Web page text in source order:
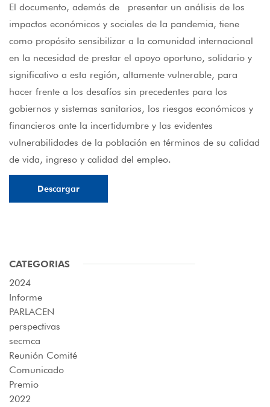
El documento, además de presentar un análisis de los
impactos económicos y sociales de la pandemia, tiene
como propósito sensibilizar a la comunidad internacional
en la necesidad de prestar el apoyo oportuno, solidario y
significativo a esta región, altamente vulnerable, para
hacer frente a los desafíos sin precedentes para los
gobiernos y sistemas sanitarios, los riesgos económicos y
financieros ante la incertidumbre y las evidentes
vulnerabilidades de la población en términos de su calidad
de vida, ingreso y calidad del empleo.
Descargar
CATEGORIAS
2024
Informe
PARLACEN
perspectivas
secmca
Reunión Comité
Comunicado
Premio
2022